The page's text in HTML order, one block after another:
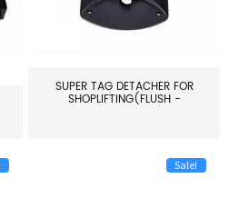
SUPER TAG DETACHER FOR
SHOPLIFTING(FLUSH -
Sale!